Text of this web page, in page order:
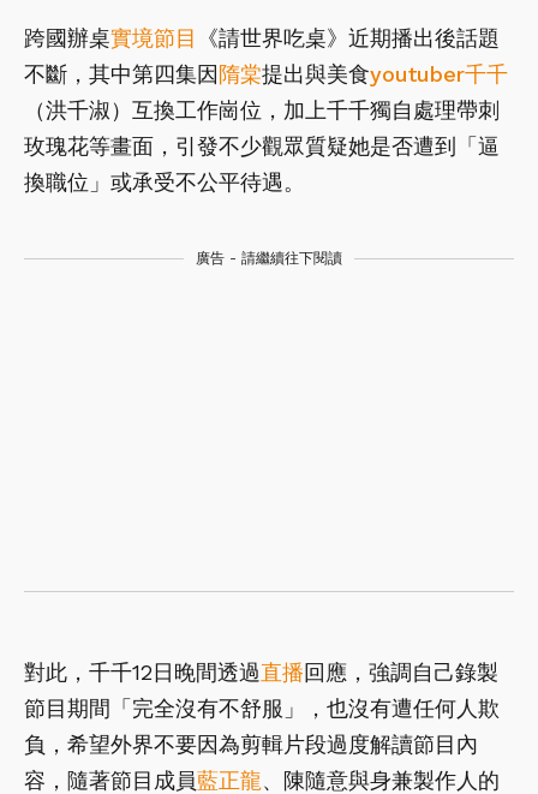
跨國辦桌實境節目
《請世界吃桌》近期播出後話題
不斷，其中第四集因隋棠提出與美食youtuber千千
（洪千淑）互換工作崗位，加上千千獨自處理帶刺
玫瑰花等畫面，引發不少觀眾質疑她是否遭到「逼
換職位」或承受不公平待遇。
廣告 - 請繼續往下閱讀
對此，千千12日晚間透過直播回應，強調自己錄製
節目期間「完全沒有不舒服」，也沒有遭任何人欺
負，希望外界不要因為剪輯片段過度解讀節目內
容，隨著節目成員藍正龍、陳隨意與身兼製作人的